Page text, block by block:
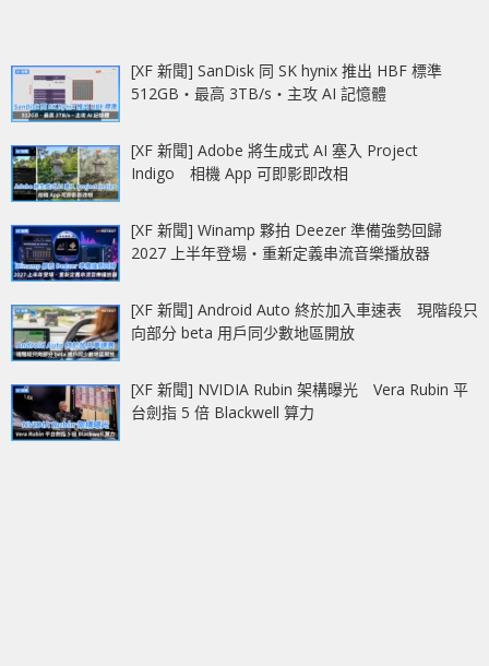
[XF 新聞] SanDisk 同 SK hynix 推出 HBF 標準
512GB‧最高 3TB/s‧主攻 AI 記憶體
[XF 新聞] Adobe 將生成式 AI 塞入 Project
Indigo 相機 App 可即影即改相
[XF 新聞] Winamp 夥拍 Deezer 準備強勢回歸
2027 上半年登場‧重新定義串流音樂播放器
[XF 新聞] Android Auto 終於加入車速表 現階段只
向部分 beta 用戶同少數地區開放
[XF 新聞] NVIDIA Rubin 架構曝光 Vera Rubin 平
台劍指 5 倍 Blackwell 算力